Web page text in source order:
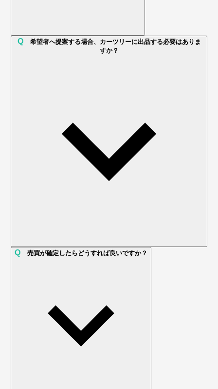
Q
希望者へ提案する場合、カーツリーに出品する必要はありま
すか？
Q 売買が確定したらどうすれば良いですか？